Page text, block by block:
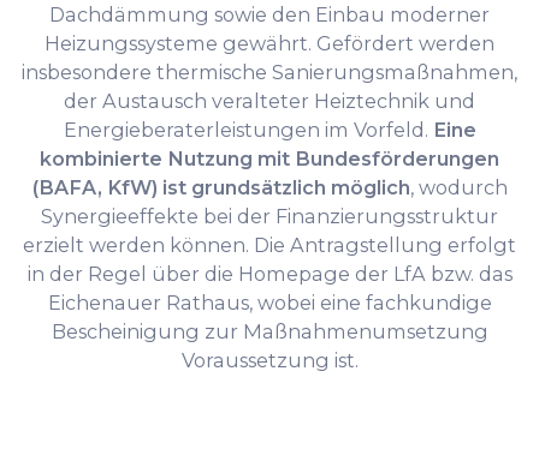
Dachdämmung sowie den Einbau moderner
Heizungssysteme gewährt. Gefördert werden
insbesondere thermische Sanierungsmaßnahmen,
der Austausch veralteter Heiztechnik und
Energieberaterleistungen im Vorfeld. Eine
kombinierte Nutzung mit Bundesförderungen
(BAFA, KfW) ist grundsätzlich möglich, wodurch
Synergieeffekte bei der Finanzierungsstruktur
erzielt werden können. Die Antragstellung erfolgt
in der Regel über die Homepage der LfA bzw. das
Eichenauer Rathaus, wobei eine fachkundige
Bescheinigung zur Maßnahmenumsetzung
Voraussetzung ist.